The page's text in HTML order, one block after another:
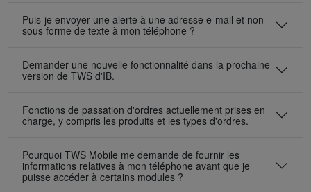
Puis-je envoyer une alerte à une adresse e-mail et non
sous forme de texte à mon téléphone ?
Demander une nouvelle fonctionnalité dans la prochaine
version de TWS d'IB.
Fonctions de passation d'ordres actuellement prises en
charge, y compris les produits et les types d'ordres.
Pourquoi TWS Mobile me demande de fournir les
informations relatives à mon téléphone avant que je
puisse accéder à certains modules ?